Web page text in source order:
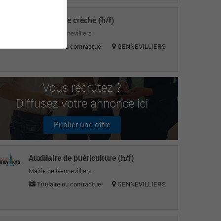
Directeur de crèche (h/f)
Mairie de Gennevilliers
Titulaire ou contractuel
GENNEVILLIERS
Vous recrutez ?
Diffusez votre annonce ici
Publier une offre
Auxiliaire de puériculture (h/f)
Mairie de Gennevilliers
Titulaire ou contractuel
GENNEVILLIERS